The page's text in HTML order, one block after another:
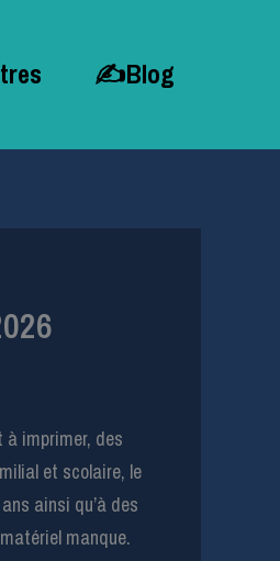
✍Blog
imprimer, des
et scolaire, le
ainsi qu’à des
manque.